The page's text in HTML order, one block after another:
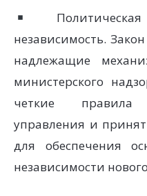
независимость.
надлежащие
министерского
четкие правила
управления и
для обеспечения
независимости